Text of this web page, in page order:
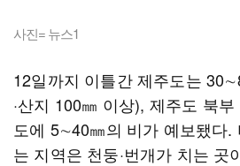
사진= 뉴스1
12일까지 이틀간 제주도는
·산지 100㎜ 이상), 제주도 북
도에 5∼40㎜의 비가 예보됐다.
는 지역은 천둥·번개가 치는 곳